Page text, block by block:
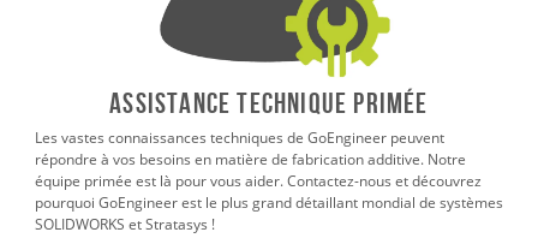
ASSISTANCE TECHNIQUE PRIMÉE
Les vastes connaissances techniques de GoEngineer peuvent
répondre à vos besoins en matière de fabrication additive. Notre
équipe primée est là pour vous aider. Contactez-nous et découvrez
pourquoi GoEngineer est le plus grand détaillant mondial de systèmes
SOLIDWORKS et Stratasys !